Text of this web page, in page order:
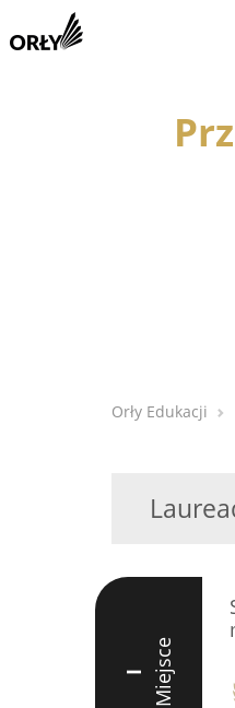
Orły Edukacji
I Miejsce